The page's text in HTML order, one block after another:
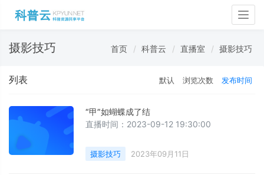
摄影技巧 首页 科普云 直播室 摄影技巧
列表 默认 浏览次数 发布时间
“甲”如蝴蝶成了结
直播时间：2023-09-12 19:30:00
摄影技巧 2023年09月11日